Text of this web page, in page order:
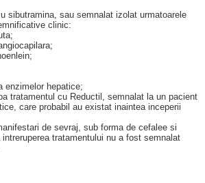
sibutramina, sau semnalat izolat urmatoarele
clinic:
enzimelor hepatice;
tratamentul cu Reductil, semnalat la un pacient
care probabil au existat inaintea inceperii
de sevraj, sub forma de cefalee si
tratamentului nu a fost semnalat